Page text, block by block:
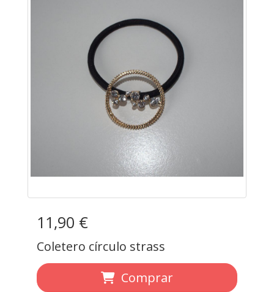
11,90 €
Coletero círculo strass
Comprar